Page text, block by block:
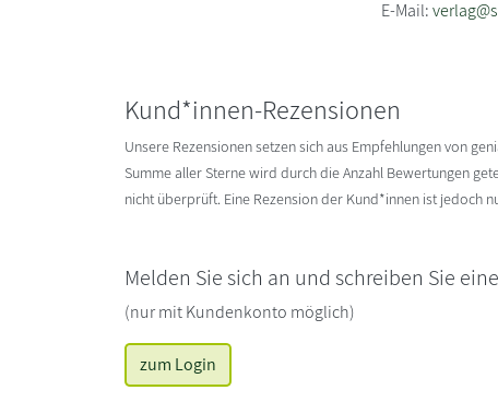
E-Mail:
Kund*innen-Rezensionen
Unsere Rezensionen setzen sich aus Empfehlungen von
Summe aller Sterne wird durch die Anzahl Bewertungen
nicht überprüft. Eine Rezension der Kund*innen ist jedoch
Melden Sie sich an und schreiben Sie
(nur mit Kundenkonto möglich)
zum Login